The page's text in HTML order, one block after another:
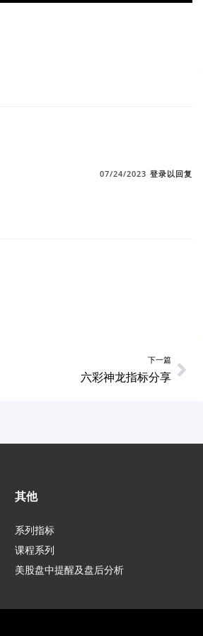
07/24/2023 登录以回复
下一篇
六彩神龙指标分享
其他
系列指标
课程系列
美股盘中提醒及盘后分析